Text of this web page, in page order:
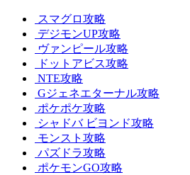
スマグロ攻略
デジモンUP攻略
ヴァンピール攻略
ドットアビス攻略
NTE攻略
Gジェネエターナル攻略
ポケポケ攻略
シャドバ ビヨンド攻略
モンスト攻略
パズドラ攻略
ポケモンGO攻略